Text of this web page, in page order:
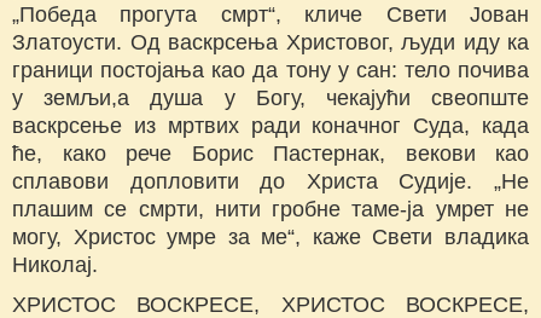
„Победа прогута смрт“, кличе Свети Јован
Златоусти. Од васкрсења Христовог, људи иду ка
граници постојања као да тону у сан: тело почива
у земљи,а душа у Богу, чекајући свеопште
васкрсење из мртвих ради коначног Суда, када
ће, како рече Борис Пастернак, векови као
сплавови допловити до Христа Судије. „Не
плашим се смрти, нити гробне таме-ја умрет не
могу, Христос умре за ме“, каже Свети владика
Николај.
ХРИСТОС ВОСКРЕСЕ, ХРИСТОС ВОСКРЕСЕ,